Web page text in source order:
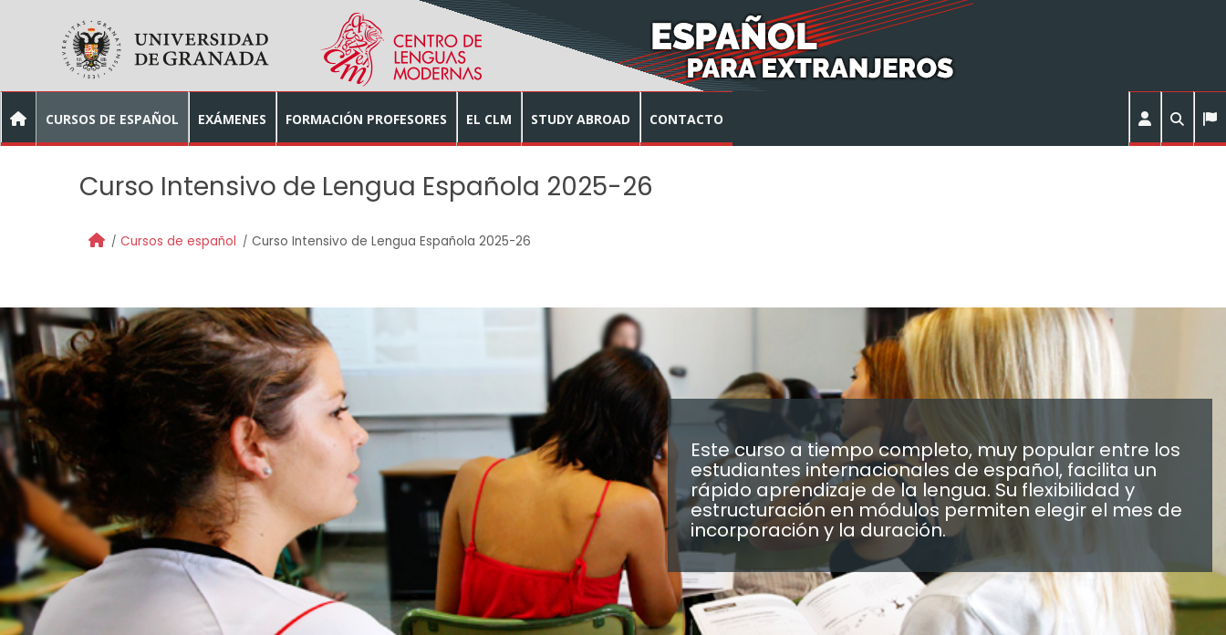
CURSOS DE ESPAÑOL EXÁMENES FORMACIÓN PROFESORES EL CLM STUDY ABROAD CONTACTO
Curso Intensivo de Lengua Española 2025-26
Cursos de español Curso Intensivo de Lengua Española 2025-26
Este curso a tiempo completo, muy popular entre los
estudiantes internacionales de español, facilita un
rápido aprendizaje de la lengua. Su flexibilidad y
estructuración en módulos permiten elegir el mes de
incorporación y la duración.